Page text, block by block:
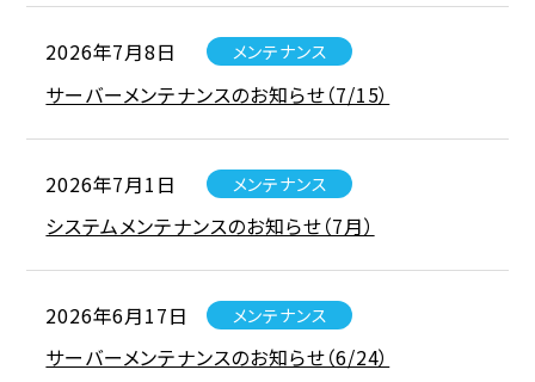
2026年7月8日 メンテナンス
サーバーメンテナンスのお知らせ（7/15）
2026年7月1日 メンテナンス
システムメンテナンスのお知らせ（7月）
2026年6月17日 メンテナンス
サーバーメンテナンスのお知らせ（6/24）